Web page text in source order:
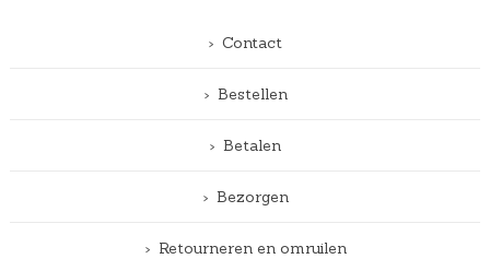
Contact
Bestellen
Betalen
Bezorgen
Retourneren en omruilen